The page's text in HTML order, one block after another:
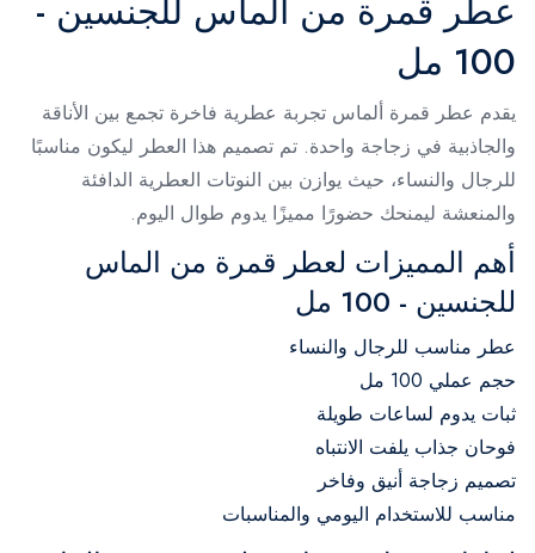
عطر قمرة من الماس للجنسين -
100 مل
يقدم عطر قمرة ألماس تجربة عطرية فاخرة تجمع بين الأناقة
والجاذبية في زجاجة واحدة. تم تصميم هذا العطر ليكون مناسبًا
للرجال والنساء، حيث يوازن بين النوتات العطرية الدافئة
والمنعشة ليمنحك حضورًا مميزًا يدوم طوال اليوم.
أهم المميزات لعطر قمرة من الماس
للجنسين - 100 مل
عطر مناسب للرجال والنساء
حجم عملي 100 مل
ثبات يدوم لساعات طويلة
فوحان جذاب يلفت الانتباه
تصميم زجاجة أنيق وفاخر
مناسب للاستخدام اليومي والمناسبات